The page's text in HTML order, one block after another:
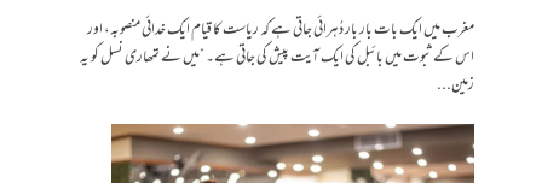
مغرب میں ایک بات بار بار دُہرائی جاتی ہے کہ ریاست کا قیام ایک خدائی منصوبہ، اور
اس کے ثبوت میں بائبل کی ایک آیت پیش کی جاتی ہے۔ ”میں نے تمھاری نسل کو یہ
زمین...